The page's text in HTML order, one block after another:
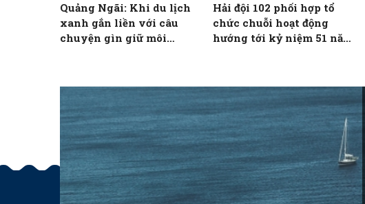
Quảng Ngãi: Khi du lịch
xanh gắn liền với câu
chuyện gìn giữ môi
Hải đội 102 phối hợp tổ
chức chuỗi hoạt động
hướng tới kỷ niệm 51 năm